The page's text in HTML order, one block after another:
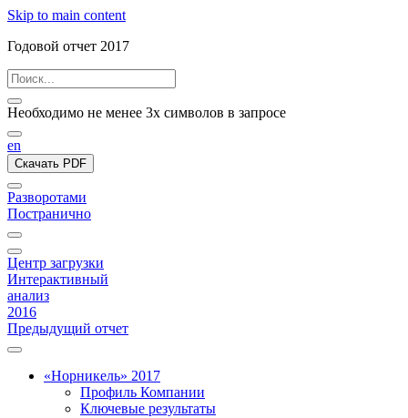
Skip to main content
Годовой отчет 2017
Необходимо не менее 3х символов в запросе
en
Скачать PDF
Разворотами
Постранично
Центр загрузки
Интерактивный
анализ
2016
Предыдущий отчет
«Норникель» 2017
Профиль Компании
Ключевые результаты